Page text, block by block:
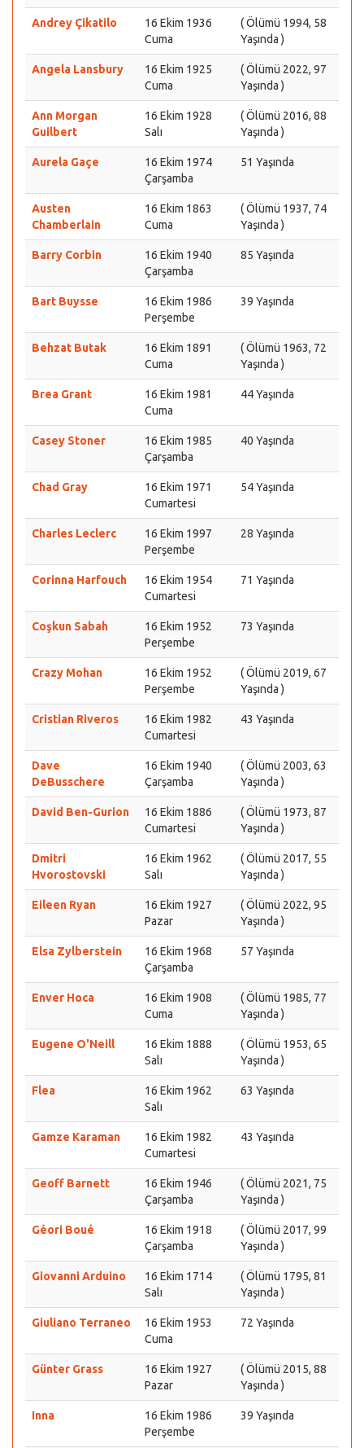
Andrey Çikatilo
16 Ekim 1936
Cuma
( Ölümü 1994, 58
Yaşında )
Angela Lansbury
16 Ekim 1925
Cuma
( Ölümü 2022, 97
Yaşında )
Ann Morgan
Guilbert
16 Ekim 1928
Salı
( Ölümü 2016, 88
Yaşında )
Aurela Gaçe
16 Ekim 1974
Çarşamba
51 Yaşında
Austen
Chamberlain
16 Ekim 1863
Cuma
( Ölümü 1937, 74
Yaşında )
Barry Corbin
16 Ekim 1940
Çarşamba
85 Yaşında
Bart Buysse
16 Ekim 1986
Perşembe
39 Yaşında
Behzat Butak
16 Ekim 1891
Cuma
( Ölümü 1963, 72
Yaşında )
Brea Grant
16 Ekim 1981
Cuma
44 Yaşında
Casey Stoner
16 Ekim 1985
Çarşamba
40 Yaşında
Chad Gray
16 Ekim 1971
Cumartesi
54 Yaşında
Charles Leclerc
16 Ekim 1997
Perşembe
28 Yaşında
Corinna Harfouch
16 Ekim 1954
Cumartesi
71 Yaşında
Coşkun Sabah
16 Ekim 1952
Perşembe
73 Yaşında
Crazy Mohan
16 Ekim 1952
Perşembe
( Ölümü 2019, 67
Yaşında )
Cristian Riveros
16 Ekim 1982
Cumartesi
43 Yaşında
Dave
DeBusschere
16 Ekim 1940
Çarşamba
( Ölümü 2003, 63
Yaşında )
David Ben-Gurion
16 Ekim 1886
Cumartesi
( Ölümü 1973, 87
Yaşında )
Dmitri
Hvorostovski
16 Ekim 1962
Salı
( Ölümü 2017, 55
Yaşında )
Eileen Ryan
16 Ekim 1927
Pazar
( Ölümü 2022, 95
Yaşında )
Elsa Zylberstein
16 Ekim 1968
Çarşamba
57 Yaşında
Enver Hoca
16 Ekim 1908
Cuma
( Ölümü 1985, 77
Yaşında )
Eugene O'Neill
16 Ekim 1888
Salı
( Ölümü 1953, 65
Yaşında )
Flea
16 Ekim 1962
Salı
63 Yaşında
Gamze Karaman
16 Ekim 1982
Cumartesi
43 Yaşında
Geoff Barnett
16 Ekim 1946
Çarşamba
( Ölümü 2021, 75
Yaşında )
Géori Boué
16 Ekim 1918
Çarşamba
( Ölümü 2017, 99
Yaşında )
Giovanni Arduino
16 Ekim 1714
Salı
( Ölümü 1795, 81
Yaşında )
Giuliano Terraneo
16 Ekim 1953
Cuma
72 Yaşında
Günter Grass
16 Ekim 1927
Pazar
( Ölümü 2015, 88
Yaşında )
Inna
16 Ekim 1986
Perşembe
39 Yaşında